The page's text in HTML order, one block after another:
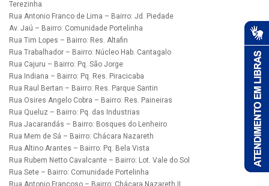
Terezinha
Rua Antonio Franco de Lima – Bairro: Jd. Piedade
Av. Jaú – Bairro: Comunidade Portelinha
Rua Tim Lopes – Bairro: Res. Altafin
Rua Trabalhador – Bairro: Núcleo Hab. Cantagalo
Rua Cajuru – Bairro: Pq. São Jorge
Rua Indiana – Bairro: Pq. Res. Piracicaba
Rua Raul Bertan – Bairro: Res. Parque Santin
Rua Osires Angelo Cobra – Bairro: Res. Paineiras
Rua Queluz – Bairro: Pq. das Industrias
Rua Jacarandás – Bairro: Bosques do Lenheiro
Rua Mem de Sá – Bairro: Chácara Nazareth
Rua Altino Arantes – Bairro: Pq. Bela Vista
Rua Rubem Netto Cavalcante – Bairro: Lot. Vale do Sol
Rua Sete – Bairro: Comunidade Portelinha
Rua Antonio Francoso – Bairro: Chácara Nazareth II